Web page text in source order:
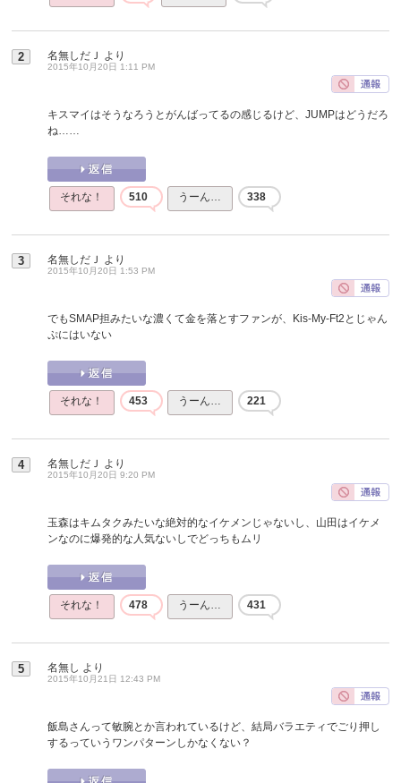
2 名無しだＪ より
2015年10月20日 1:11 PM
キスマイはそうなろうとがんばってるの感じるけど、JUMPはどうだろ
ね……
それな！ 510 うーん… 338
3 名無しだＪ より
2015年10月20日 1:53 PM
でもSMAP担みたいな濃くて金を落とすファンが、Kis-My-Ft2とじゃん
ぷにはいない
それな！ 453 うーん… 221
4 名無しだＪ より
2015年10月20日 9:20 PM
玉森はキムタクみたいな絶対的なイケメンじゃないし、山田はイケメ
ンなのに爆発的な人気ないしでどっちもムリ
それな！ 478 うーん… 431
5 名無し より
2015年10月21日 12:43 PM
飯島さんって敏腕とか言われているけど、結局バラエティでごり押し
するっていうワンパターンしかなくない？